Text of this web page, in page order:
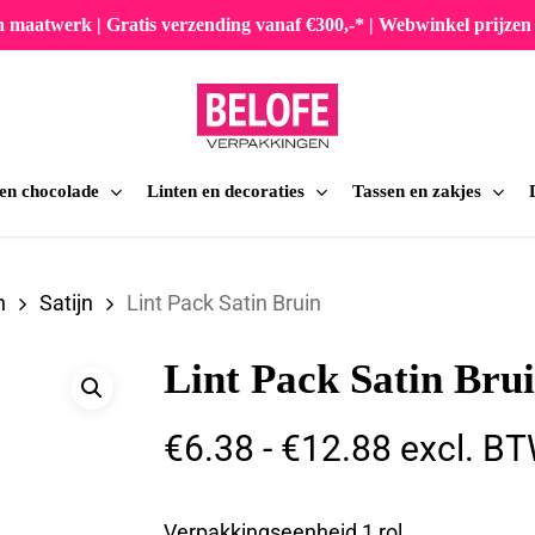
maatwerk | Gratis verzending vanaf €300,-* | Webwinkel
chocolade Linten en decoraties Tassen en zakjes
Satijn Lint Pack Satin Bruin
Lint Pack Satin
€6.38 - €12.88
tot
excl.